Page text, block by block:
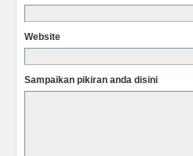
Website
Sampaikan pikiran anda disini